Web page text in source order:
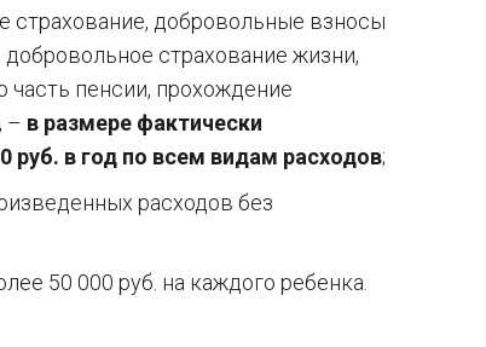
страхование, добровольные взносы
страхование жизни,
пенсии, прохождение
– в размере фактически
руб. в год по всем видам расходов;
расходов без
50 000 руб. на каждого ребенка.